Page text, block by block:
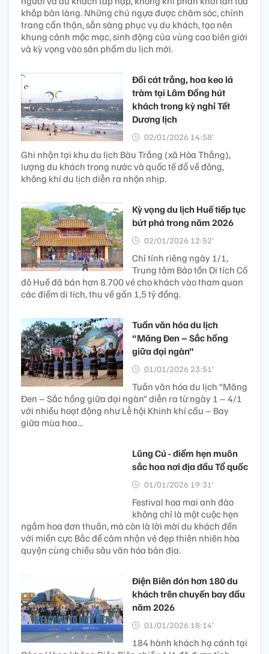
khắp bản làng. Những chú ngựa được chăm sóc, chỉnh
trang cẩn thận, sẵn sàng phục vụ du khách, tạo nên
khung cảnh mộc mạc, sinh động của vùng cao biên giới
và kỳ vọng vào sản phẩm du lịch mới.
Đồi cát trắng, hoa keo lá
tràm tại Lâm Đồng hút
khách trong kỳ nghỉ Tết
Dương lịch
02/01/2026 14:58’
Ghi nhận tại khu du lịch Bàu Trắng (xã Hòa Thắng),
lượng du khách trong nước và quốc tế đổ về đông,
không khí du lịch diễn ra nhộn nhịp.
Kỳ vọng du lịch Huế tiếp tục
bứt phá trong năm 2026
02/01/2026 12:52’
Chỉ tính riêng ngày 1/1,
Trung tâm Bảo tồn Di tích Cố
đô Huế đã bán hơn 8.700 vé cho khách vào tham quan
các điểm di tích, thu về gần 1,5 tỷ đồng.
Tuần văn hóa du lịch
“Măng Đen – Sắc hồng
giữa đại ngàn”
01/01/2026 23:51’
Tuần văn hóa du lịch “Măng
Đen – Sắc hồng giữa đại ngàn” diễn ra từ ngày 1 – 4/1
với nhiều hoạt động như Lễ hội Khinh khí cầu – Bay
giữa mùa hoa...
Lũng Cú - điểm hẹn muôn
sắc hoa nơi địa đầu Tổ quốc
01/01/2026 19:31’
Festival hoa mai anh đào
không chỉ là một cuộc hẹn
ngắm hoa đơn thuần, mà còn là lời mời du khách đến
với miền cực Bắc để cảm nhận vẻ đẹp thiên nhiên hòa
quyện cùng chiều sâu văn hóa bản địa.
Điện Biên đón hơn 180 du
khách trên chuyến bay đầu
năm 2026
01/01/2026 18:14’
184 hành khách hạ cánh tại